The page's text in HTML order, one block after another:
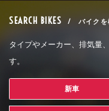
SEARCH BIKES / バイクを
タイプやメーカー、排気量
す。
新車